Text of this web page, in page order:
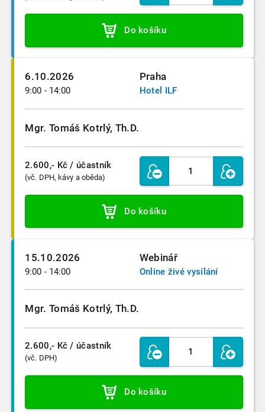
Do košíku
6.10.2026 Praha
Hotel ILF
9:00 - 14:00
Mgr. Tomáš Kotrlý, Th.D.
2.600,- Kč / účastník
(vč. DPH, kávy a oběda)
Do košíku
15.10.2026 Webinář
Online živé vysílání
9:00 - 14:00
Mgr. Tomáš Kotrlý, Th.D.
2.600,- Kč / účastník
(vč. DPH)
Do košíku